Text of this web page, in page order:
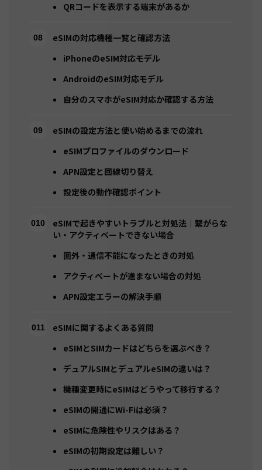
QRコードを表示する端末があるか
eSIMの対応機種一覧と確認方法
iPhoneのeSIM対応モデル
AndroidのeSIM対応モデル
自分のスマホがeSIM対応か確認する方法
eSIMの設定方法と使い始めるまでの流れ
eSIMプロファイルのダウンロード
APN設定と回線切り替え
設定後の動作確認ポイント
eSIMで起きやすいトラブルと対処法｜繋がらな
い・アクティベートできない場合
圏外・通信不能になったときの対処
アクティベートが進まない場合の対処
APN設定エラーの解決手順
eSIMに関するよくある質問
eSIMとSIMカードはどちらを選ぶべき？
デュアルSIMとデュアルeSIMの違いは？
機種変更時にeSIMはどうやって移行する？
eSIMの開通にWi-Fiは必須？
eSIMに危険性やリスクはある？
eSIMの初期設定は難しい？